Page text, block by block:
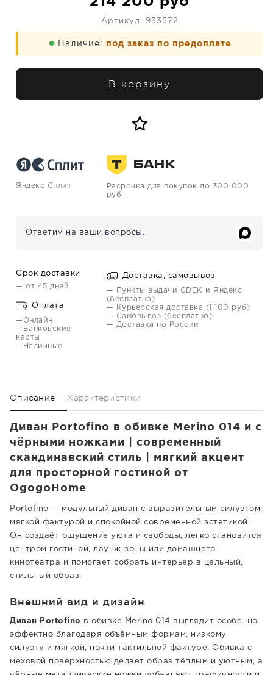
Артикул: 933572
Наличие: под заказ по предоплате
В корзину
Яндекс Сплит
Расрочка для покупок до 300 000
руб.
Ответим на ваши вопросы.
Срок доставки
— от 45 дней
Оплата
—Онлайн
—Банковские
карты
—Наличные
Доставка, самовывоз
— Пункты выдачи CDEK и Яндекс
(бесплатно)
— Курьерская доставка (1 100 руб)
— Самовывоз (бесплатно)
— Доставка по России
Описание Характеристики
Диван Portofino в обивке Merino 014 и с
чёрными ножками | современный
скандинавский стиль | мягкий акцент
для просторной гостиной от
OgogoHome
Portofino — модульный диван с выразительным силуэтом,
мягкой фактурой и спокойной современной эстетикой.
Он создаёт ощущение уюта и свободы, легко становится
центром гостиной, лаунж-зоны или домашнего
кинотеатра и помогает собрать интерьер в цельный,
стильный образ.
Внешний вид и дизайн
Диван Portofino
в обивке Merino 014 выглядит особенно
эффектно благодаря объёмным формам, низкому
силуэту и мягкой, почти тактильной фактуре. Обивка с
меховой поверхностью делает образ тёплым и уютным, а